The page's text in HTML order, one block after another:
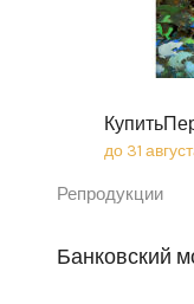
Купить
до 31
Репродукции
Банковский